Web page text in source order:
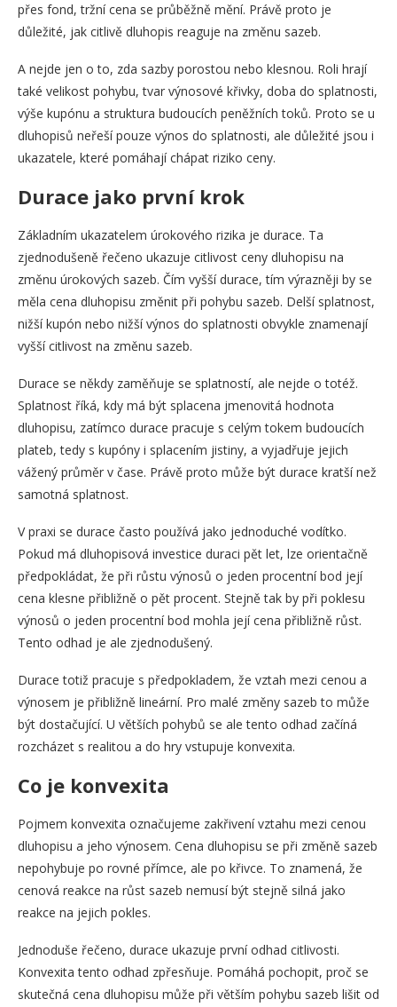
přes fond, tržní cena se průběžně mění. Právě proto je
důležité, jak citlivě dluhopis reaguje na změnu sazeb.
A nejde jen o to, zda sazby porostou nebo klesnou. Roli hrají
také velikost pohybu, tvar výnosové křivky, doba do splatnosti,
výše kupónu a struktura budoucích peněžních toků. Proto se u
dluhopisů neřeší pouze výnos do splatnosti, ale důležité jsou i
ukazatele, které pomáhají chápat riziko ceny.
Durace jako první krok
Základním ukazatelem úrokového rizika je durace. Ta
zjednodušeně řečeno ukazuje citlivost ceny dluhopisu na
změnu úrokových sazeb. Čím vyšší durace, tím výrazněji by se
měla cena dluhopisu změnit při pohybu sazeb. Delší splatnost,
nižší kupón nebo nižší výnos do splatnosti obvykle znamenají
vyšší citlivost na změnu sazeb.
Durace se někdy zaměňuje se splatností, ale nejde o totéž.
Splatnost říká, kdy má být splacena jmenovitá hodnota
dluhopisu, zatímco durace pracuje s celým tokem budoucích
plateb, tedy s kupóny i splacením jistiny, a vyjadřuje jejich
vážený průměr v čase. Právě proto může být durace kratší než
samotná splatnost.
V praxi se durace často používá jako jednoduché vodítko.
Pokud má dluhopisová investice duraci pět let, lze orientačně
předpokládat, že při růstu výnosů o jeden procentní bod její
cena klesne přibližně o pět procent. Stejně tak by při poklesu
výnosů o jeden procentní bod mohla její cena přibližně růst.
Tento odhad je ale zjednodušený.
Durace totiž pracuje s předpokladem, že vztah mezi cenou a
výnosem je přibližně lineární. Pro malé změny sazeb to může
být dostačující. U větších pohybů se ale tento odhad začíná
rozcházet s realitou a do hry vstupuje konvexita.
Co je konvexita
Pojmem konvexita označujeme zakřivení vztahu mezi cenou
dluhopisu a jeho výnosem. Cena dluhopisu se při změně sazeb
nepohybuje po rovné přímce, ale po křivce. To znamená, že
cenová reakce na růst sazeb nemusí být stejně silná jako
reakce na jejich pokles.
Jednoduše řečeno, durace ukazuje první odhad citlivosti.
Konvexita tento odhad zpřesňuje. Pomáhá pochopit, proč se
skutečná cena dluhopisu může při větším pohybu sazeb lišit od